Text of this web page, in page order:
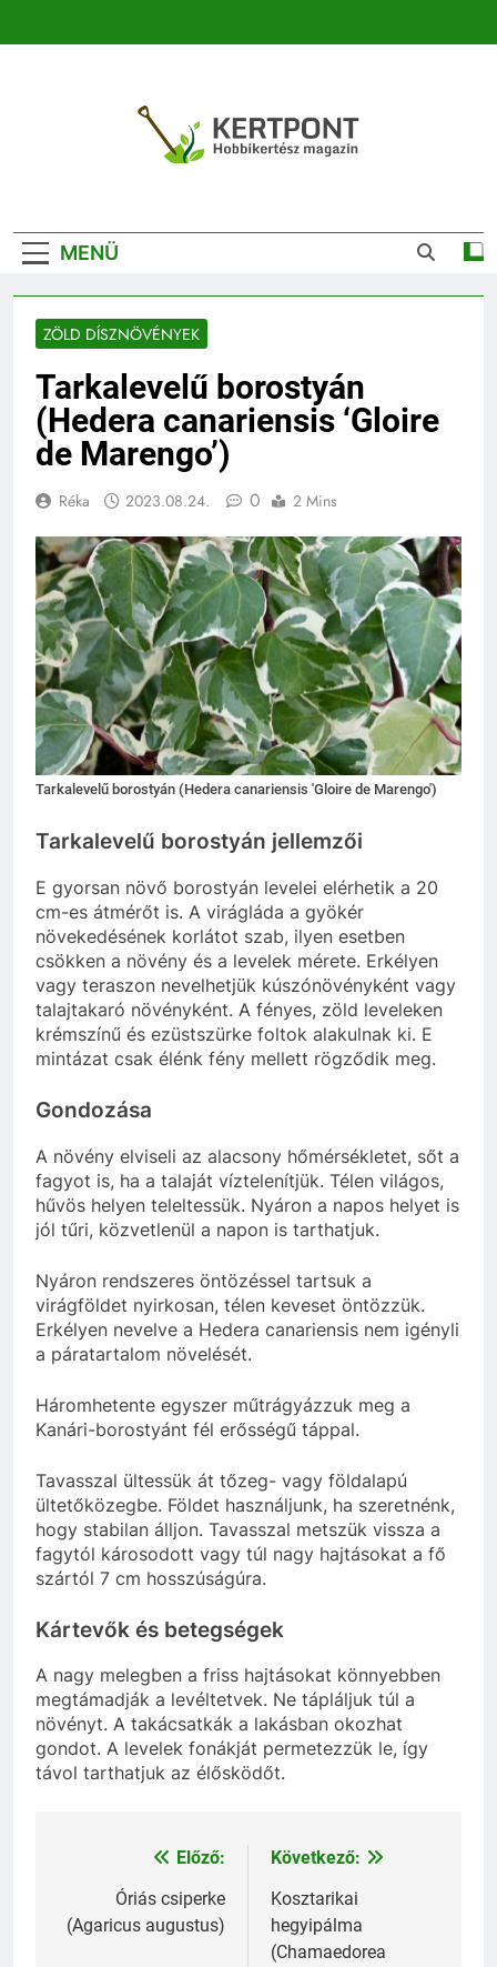
Kertészeti
Magazin |
Növénykereső És
Növényhatározó
MENÜ
ZÖLD DÍSZNÖVÉNYEK
Tarkalevelű borostyán
(Hedera canariensis ‘Gloire
de Marengo’)
Réka 2023.08.24. 0 2 Mins
Tarkalevelű borostyán (Hedera canariensis 'Gloire de Marengo')
Tarkalevelű borostyán jellemzői
E gyorsan növő borostyán levelei elérhetik a 20
cm-es átmérőt is. A virágláda a gyökér
növekedésének korlátot szab, ilyen esetben
csökken a növény és a levelek mérete. Erkélyen
vagy teraszon nevelhetjük kúszónövényként vagy
talajtakaró növényként. A fényes, zöld leveleken
krémszínű és ezüstszürke foltok alakulnak ki. E
mintázat csak élénk fény mellett rögződik meg.
Gondozása
A növény elviseli az alacsony hőmérsékletet, sőt a
fagyot is, ha a talaját víztelenítjük. Télen világos,
hűvös helyen teleltessük. Nyáron a napos helyet is
jól tűri, közvetlenül a napon is tarthatjuk.
Nyáron rendszeres öntözéssel tartsuk a
virágföldet nyirkosan, télen keveset öntözzük.
Erkélyen nevelve a Hedera canariensis nem igényli
a páratartalom növelését.
Háromhetente egyszer műtrágyázzuk meg a
Kanári-borostyánt fél erősségű táppal.
Tavasszal ültessük át tőzeg- vagy földalapú
ültetőközegbe. Földet használjunk, ha szeretnénk,
hogy stabilan álljon. Tavasszal metszük vissza a
fagytól károsodott vagy túl nagy hajtásokat a fő
szártól 7 cm hosszúságúra.
Kártevők és betegségek
A nagy melegben a friss hajtásokat könnyebben
megtámadják a levéltetvek. Ne tápláljuk túl a
növényt. A takácsatkák a lakásban okozhat
gondot. A levelek fonákját permetezzük le, így
távol tarthatjuk az élősködőt.
Bejegyzés
navigáció
Előző:
Óriás csiperke
(Agaricus augustus)
Következő:
Kosztarikai
hegyipálma
(Chamaedorea